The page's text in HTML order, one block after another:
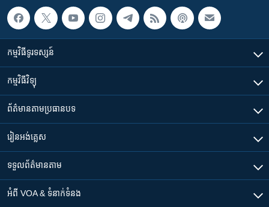
កម្មវិធី​ទូរទស្សន៍
កម្មវិធី​វិទ្យុ
ព័ត៌មាន​តាមប្រធានបទ​
រៀន​​អង់គ្លេស
ទទួល​ព័ត៌មាន​តាម
អំពី​ VOA & ទំនាក់ទំនង